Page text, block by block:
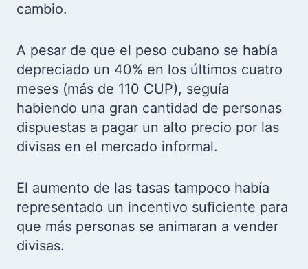
cambio.
A pesar de que el peso cubano se había
depreciado un 40% en los últimos cuatro
meses (más de 110 CUP), seguía
habiendo una gran cantidad de personas
dispuestas a pagar un alto precio por las
divisas en el mercado informal.
El aumento de las tasas tampoco había
representado un incentivo suficiente para
que más personas se animaran a vender
divisas.